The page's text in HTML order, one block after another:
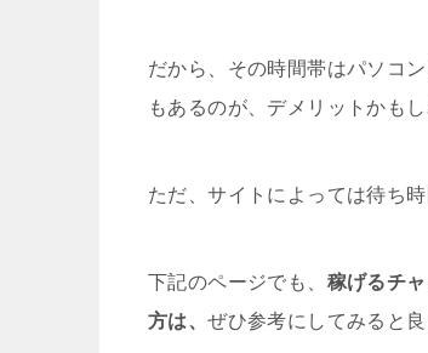
だから、その時間帯はパソコ
もあるのが、デメリットかもし
ただ、サイトによっては待ち
下記のページでも、 稼げるチ
方は、ぜひ参考にしてみると良